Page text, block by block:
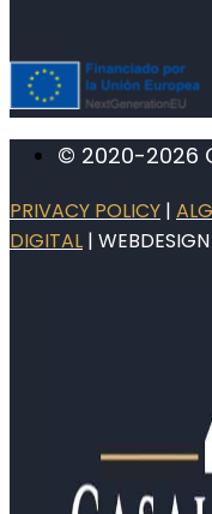
© 2020-2026
PRIVACY POLICY |
DIGITAL |